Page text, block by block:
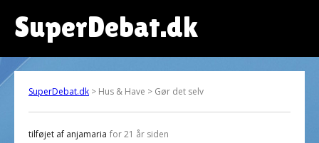
SuperDebat.dk
SuperDebat.dk > Hus & Have > Gør det selv
tilføjet af anjamaria for 21 år siden